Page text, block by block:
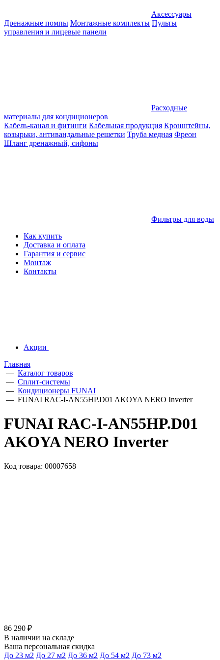
Аксессуары
Дренажные помпы Монтажные комплекты Пульты
управления и лицевые панели
Расходные
материалы для кондиционеров
Кабель-канал и фитинги Кабельная продукция Кронштейны,
козырьки, антивандальные решетки Труба медная Фреон
Шланг дренажный, сифоны
Фильтры для воды
Как купить
Доставка и оплата
Гарантия и сервис
Монтаж
Контакты
Акции
Главная
— Каталог товаров
— Сплит-системы
— Кондиционеры FUNAI
— FUNAI RAC-I-AN55HP.D01 AKOYA NERO Inverter
FUNAI RAC-I-AN55HP.D01
AKOYA NERO Inverter
Код товара: 00007658
86 290 ₽
В наличии на складе
Ваша персональная скидка
До 23 м2 До 27 м2 До 36 м2 До 54 м2 До 73 м2